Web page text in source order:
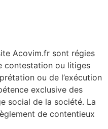
Acovim.fr sont régies
contestation ou litiges
ou de l’exécution
exclusive des
social de la société. La
de contentieux